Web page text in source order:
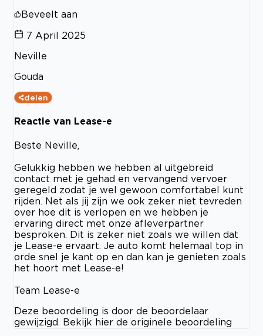
Beveelt aan
7 April 2025
Neville
Gouda
delen
Reactie van Lease-e
Beste Neville,
Gelukkig hebben we hebben al uitgebreid
contact met je gehad en vervangend vervoer
geregeld zodat je wel gewoon comfortabel kunt
rijden. Net als jij zijn we ook zeker niet tevreden
over hoe dit is verlopen en we hebben je
ervaring direct met onze afleverpartner
besproken. Dit is zeker niet zoals we willen dat
je Lease-e ervaart. Je auto komt helemaal top in
orde snel je kant op en dan kan je genieten zoals
het hoort met Lease-e!
Team Lease-e
Deze beoordeling is door de beoordelaar
gewijzigd. Bekijk hier de originele beoordeling